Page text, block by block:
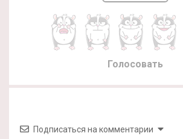
Голосовать
Подписаться на комментарии